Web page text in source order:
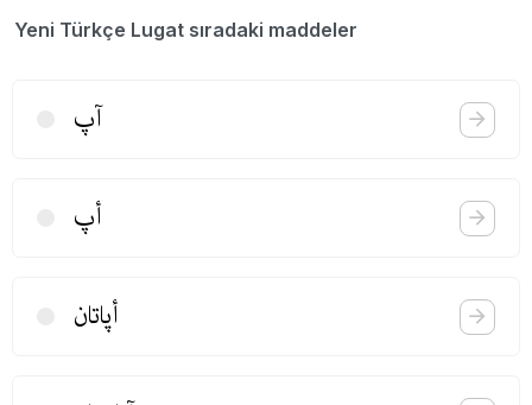
Yeni Türkçe Lugat sıradaki maddeler
آپ
أپ
أپاتان